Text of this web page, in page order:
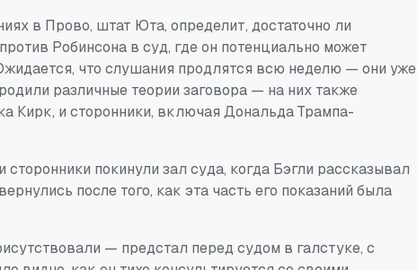
в Прово, штат Юта, определит, достаточно ли
Робинсона в суд, где он потенциально может
что слушания продлятся всю неделю — они уже
различные теории заговора — на них также
Кирк, и сторонники, включая Дональда Трампа-
покинули зал суда, когда Бэгли рассказывал
после того, как эта часть его показаний была
— предстал перед судом в галстуке, с